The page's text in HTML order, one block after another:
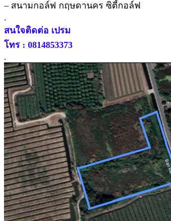
– สนามกอล์ฟ กฤษดานคร ซิตี้กอล์ฟ
.
สนใจติดต่อ เปรม
โทร : 0814853373
.